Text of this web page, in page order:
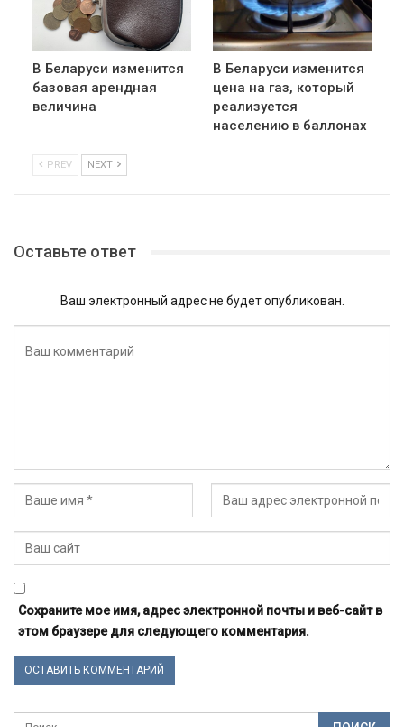
В Беларуси изменится
базовая арендная
величина
В Беларуси изменится
цена на газ, который
реализуется
населению в баллонах
PREV NEXT
Оставьте ответ
Ваш электронный адрес не будет опубликован.
Сохраните мое имя, адрес электронной почты и веб-сайт в
этом браузере для следующего комментария.